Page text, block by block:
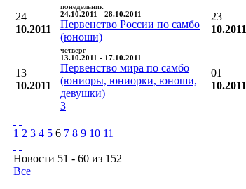
24
10.2011
понедельник
24.10.2011 - 28.10.2011
Первенство России по самбо
(юноши)
23
10.2011
13
10.2011
четверг
13.10.2011 - 17.10.2011
Первенство мира по самбо
(юниоры, юниорки, юноши,
девушки)
3
01
10.2011
1 2 3 4 5 6 7 8 9 10 11
Новости 51 - 60 из 152
Все